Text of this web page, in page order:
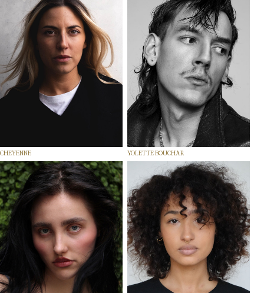
CHEYENNE YOLETTE BOUCHAR